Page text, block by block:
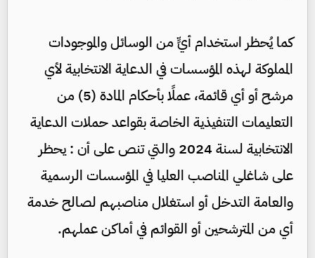
كما يُحظر استخدام أيٍّ من الوسائل والموجودات
المملوكة لهذه المؤسسات في الدعاية الانتخابية لأي
مرشح أو أي قائمة، عملًا بأحكام المادة (5) من
التعليمات التنفيذية الخاصة بقواعد حملات الدعاية
الانتخابية لسنة 2024 والتي تنص على أن : يحظر
على شاغلي المناصب العليا في المؤسسات الرسمية
والعامة التدخل أو استغلال مناصبهم لصالح خدمة
أي من المترشحين أو القوائم في أماكن عملهم.